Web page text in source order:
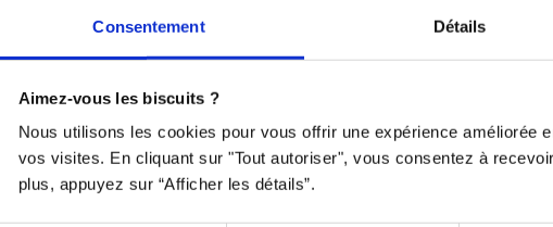
Consentement Détails
Aimez-vous les biscuits ?
Nous utilisons les cookies pour vous offrir une expérience améliorée
vos visites. En cliquant sur "Tout autoriser", vous consentez à
plus, appuyez sur “Afficher les détails”.
Djob est une plateforme inclusive qui offre des opportunités équitables
privilégié à des fins d’allégement
Propulsé par le